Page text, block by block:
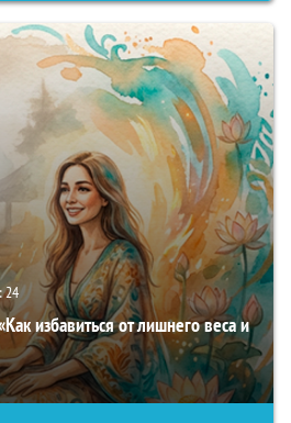
24
избавиться от лишнего веса и